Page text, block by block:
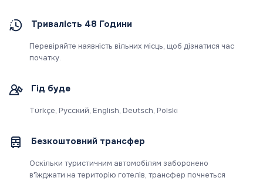
Тривалість 48 Години
Перевіряйте наявність вільних місць, щоб дізнатися час
початку.
Гід буде
Türkçe, Русский, English, Deutsch, Polski
Безкоштовний трансфер
Оскільки туристичним автомобілям заборонено
в'їжджати на територію готелів, трансфер почнеться